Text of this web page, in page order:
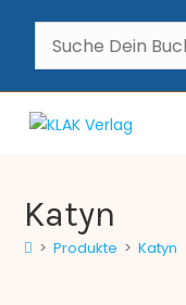
Katyn
> Produkte > Katyn